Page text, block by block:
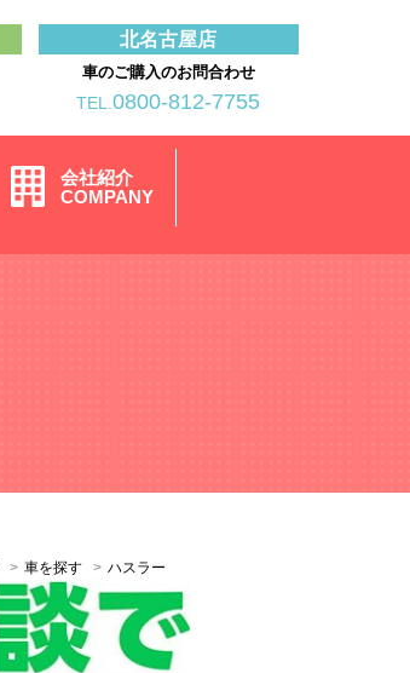
北名古屋店
車のご購入のお問合わせ
TEL.0800-812-7755
会社紹介
COMPANY
車を探す ハスラー